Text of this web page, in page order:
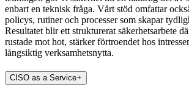
enbart en teknisk fråga. Vårt stöd omfattar
policys, rutiner och processer som skapar
Resultatet blir ett strukturerat säkerhetsarbete
rustade mot hot, stärker förtroendet hos
långsiktig verksamhetsnytta.
CISO as a Service